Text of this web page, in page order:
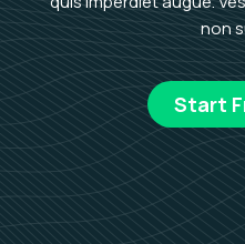
non
Start